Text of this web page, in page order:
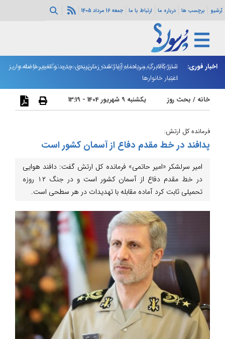
آرشیو برچسب ها درباره ما ارتباط با ما جمعه 16 مرداد 1405
اخبار فوری:
اسلام‌آباد: رایزنی‌ها برای کاهش تنش‌ها درباره تنگه هرمز ادامه
دارد
شارژ کالابرگ مردادماه آغاز شد؛ زمان‌بندی جدید و تغییر فاصله واریز
اعتبار خانوارها
خانه / بحث روز یکشنبه 9 شهریور 1404 - 13:19
فرمانده کل ارتش:
پدافند در خط مقدم دفاع از آسمان کشور است
امیر سرلشکر «امیر حاتمی» فرمانده کل ارتش گفت: دافند هوایی
در خط مقدم دفاع از آسمان کشور است و در جنگ ۱۲ روزه
تحمیلی ثابت کرد آماده مقابله با تهدیدات در هر سطحی است.